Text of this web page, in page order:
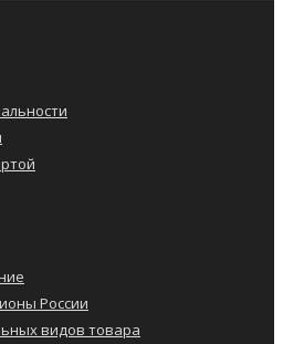
России
видов товара